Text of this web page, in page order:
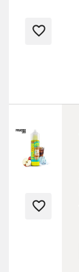
favorite_border
favorite_border